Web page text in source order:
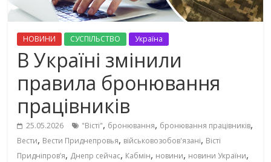
НОВИНИ СУСПІЛЬСТВО Україна
В Україні змінили
правила бронювання
працівників
25.05.2026 "Вісті", бронювання, бронювання працівників,
Вести, Вести Приднепровья, військовозобов'язані, Вісті
Придніпровʼя, Днепр сейчас, Кабмін, новини, новини України,